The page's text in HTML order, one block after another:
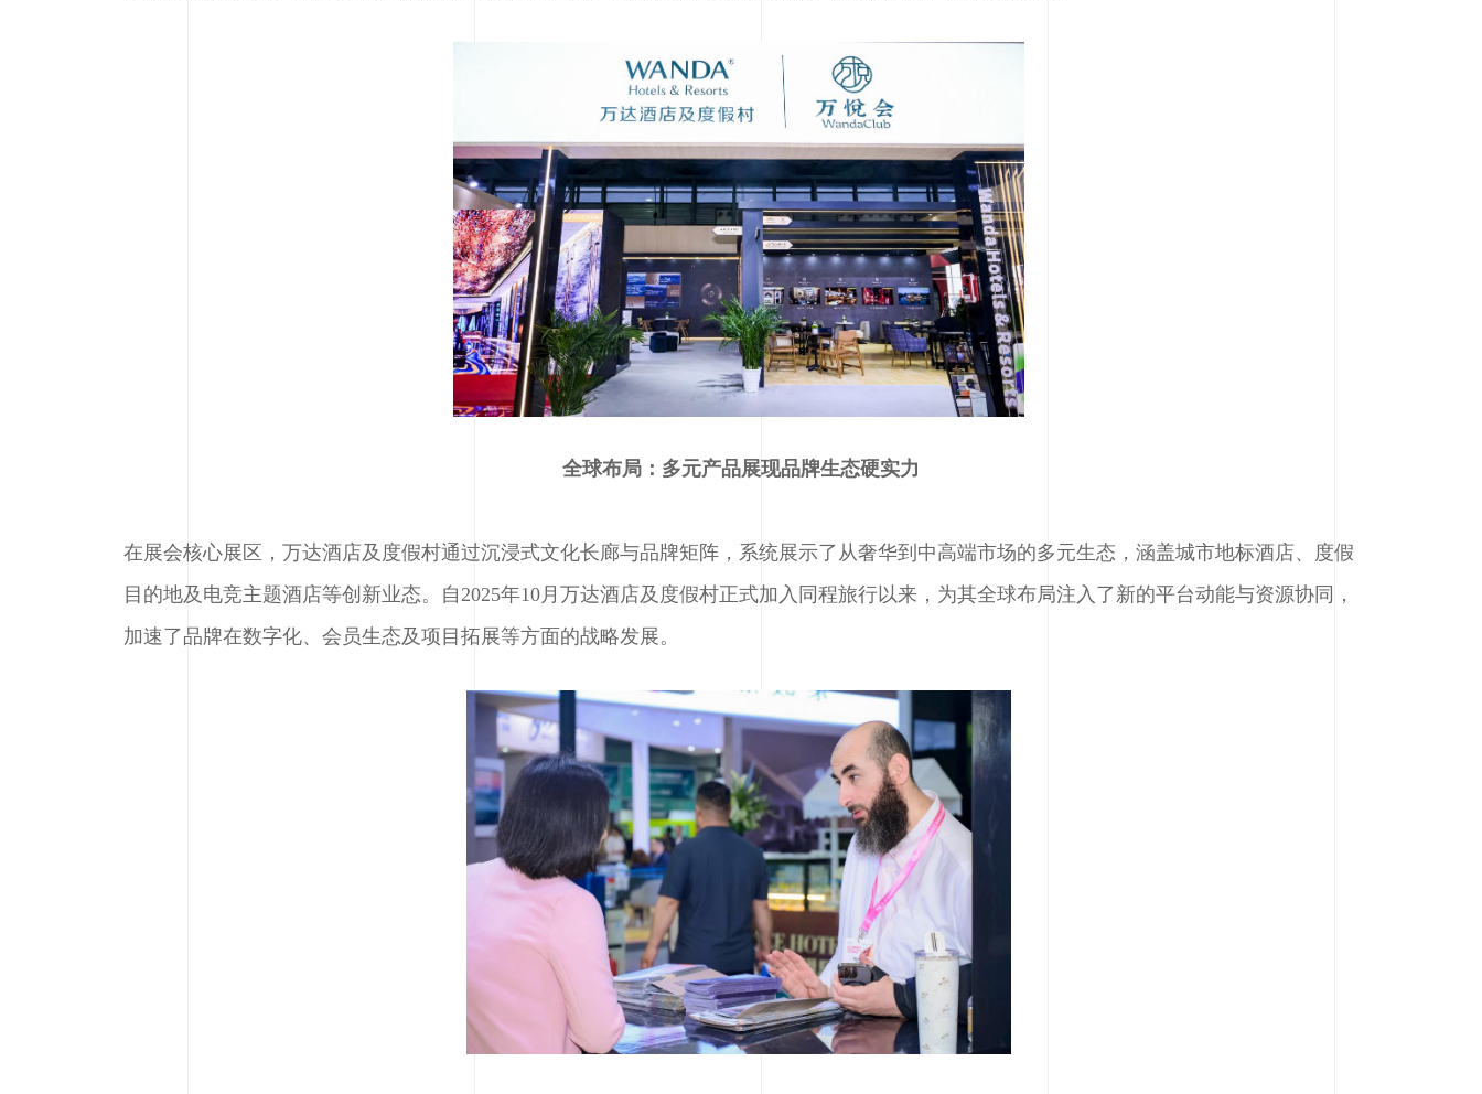
全球布局：多元产品展现品牌生态硬实力
在展会核心展区，万达酒店及度假村通过沉浸式文化长廊与品牌矩阵，系统展示了从奢华到中高端市场的多元生态，涵盖城市地标酒店、度假
目的地及电竞主题酒店等创新业态。自2025年10月万达酒店及度假村正式加入同程旅行以来，为其全球布局注入了新的平台动能与资源协同，
加速了品牌在数字化、会员生态及项目拓展等方面的战略发展。